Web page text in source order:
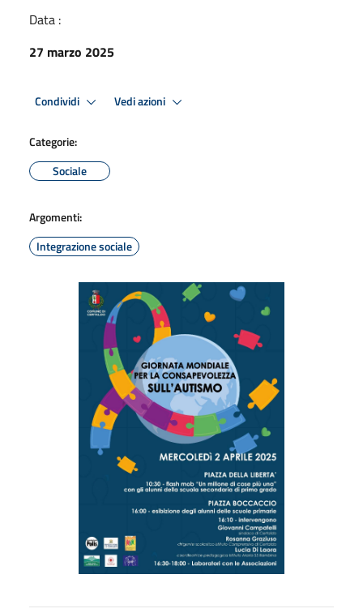
Data :
27 marzo 2025
Condividi Vedi azioni
Categorie:
Sociale
Argomenti:
Integrazione sociale